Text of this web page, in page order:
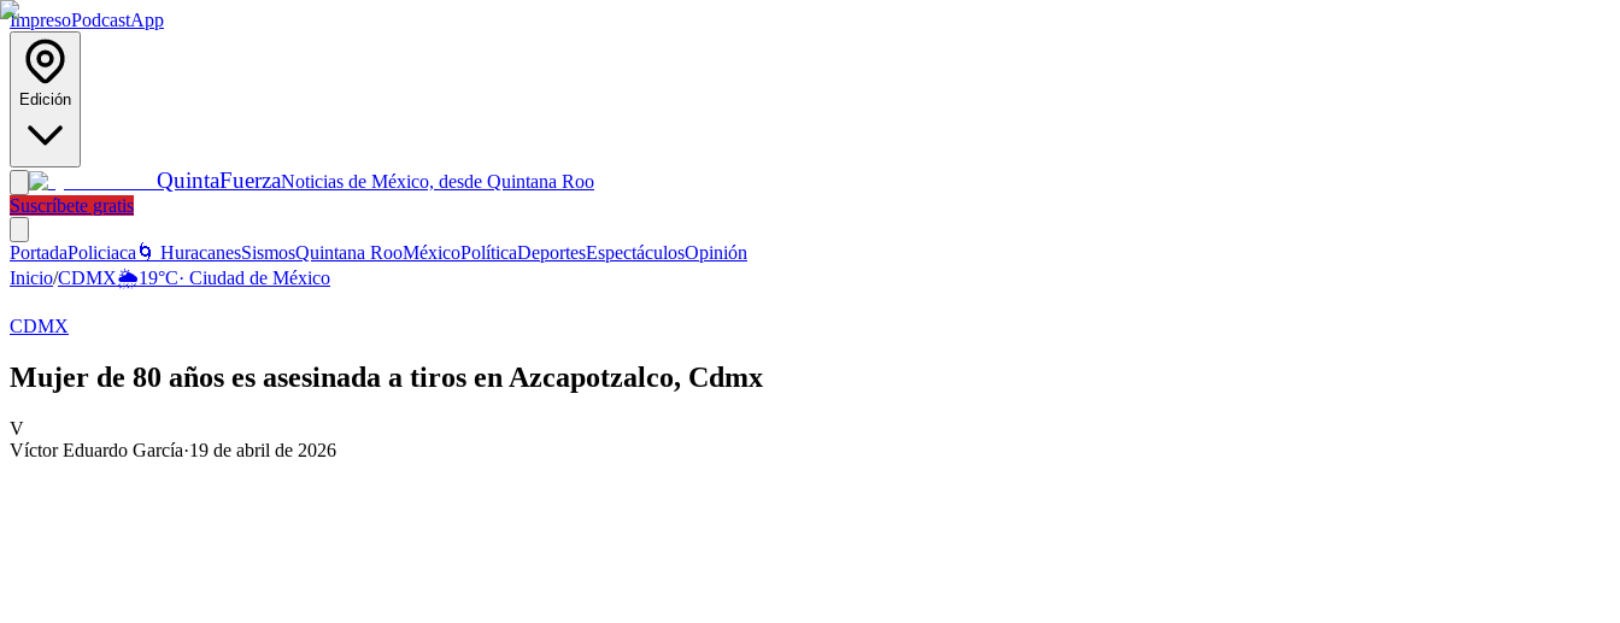
ImpresoPodcastApp
Edición
QuintaFuerzaNoticias de México, desde Quintana Roo
Suscríbete gratis
PortadaPoliciaca 🌀 HuracanesSismosQuintana RooMéxicoPolíticaDeportesEspectáculosOpinión
Inicio/CDMX🌦️19°C· Ciudad de México
CDMX
Mujer de 80 años es asesinada a tiros en Azcapotzalco, Cdmx
V
Víctor Eduardo García·19 de abril de 2026